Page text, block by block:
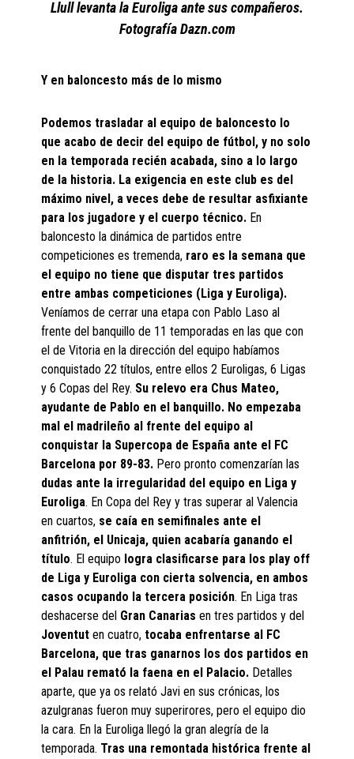
Llull levanta la Euroliga ante sus compañeros.
Fotografía Dazn.com
Y en baloncesto más de lo mismo
Podemos trasladar al equipo de baloncesto lo
que acabo de decir del equipo de fútbol, y no solo
en la temporada recién acabada, sino a lo largo
de la historia. La exigencia en este club es del
máximo nivel, a veces debe de resultar asfixiante
para los jugadore y el cuerpo técnico. En
baloncesto la dinámica de partidos entre
competiciones es tremenda, raro es la semana que
el equipo no tiene que disputar tres partidos
entre ambas competiciones (Liga y Euroliga).
Veníamos de cerrar una etapa con Pablo Laso al
frente del banquillo de 11 temporadas en las que con
el de Vitoria en la dirección del equipo habíamos
conquistado 22 títulos, entre ellos 2 Euroligas, 6 Ligas
y 6 Copas del Rey. Su relevo era Chus Mateo,
ayudante de Pablo en el banquillo. No empezaba
mal el madrileño al frente del equipo al
conquistar la Supercopa de España ante el FC
Barcelona por 89-83. Pero pronto comenzarían las
dudas ante la irregularidad del equipo en Liga y
Euroliga. En Copa del Rey y tras superar al Valencia
en cuartos, se caía en semifinales ante el
anfitrión, el Unicaja, quien acabaría ganando el
título. El equipo logra clasificarse para los play off
de Liga y Euroliga con cierta solvencia, en ambos
casos ocupando la tercera posición. En Liga tras
deshacerse del Gran Canarias en tres partidos y del
Joventut en cuatro, tocaba enfrentarse al FC
Barcelona, que tras ganarnos los dos partidos en
el Palau remató la faena en el Palacio. Detalles
aparte, que ya os relató Javi en sus crónicas, los
azulgranas fueron muy superirores, pero el equipo dio
la cara. En la Euroliga llegó la gran alegría de la
temporada. Tras una remontada histórica frente al